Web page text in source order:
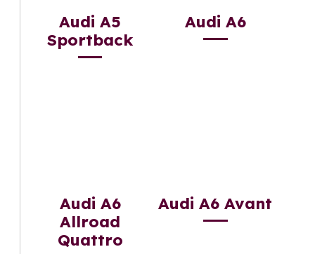
Audi A5
Sportback
Audi A6
Audi A6
Allroad
Quattro
Audi A6 Avant